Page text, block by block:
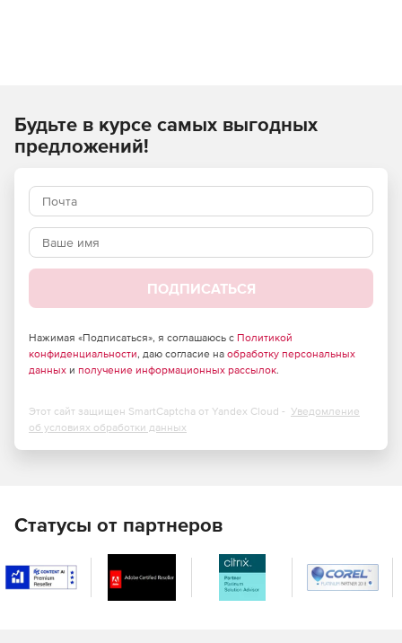
Будьте в курсе самых выгодных
предложений!
ПОДПИСАТЬСЯ
Нажимая «Подписаться», я соглашаюсь с Политикой
конфиденциальности, даю согласие на обработку персональных
данных и получение информационных рассылок.
Этот сайт защищен SmartCaptcha от Yandex Cloud - Уведомление
об условиях обработки данных
Статусы от партнеров